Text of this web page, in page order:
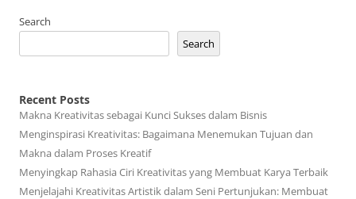
Search
Search
Recent Posts
Makna Kreativitas sebagai Kunci Sukses dalam Bisnis
Menginspirasi Kreativitas: Bagaimana Menemukan Tujuan dan
Makna dalam Proses Kreatif
Menyingkap Rahasia Ciri Kreativitas yang Membuat Karya Terbaik
Menjelajahi Kreativitas Artistik dalam Seni Pertunjukan: Membuat